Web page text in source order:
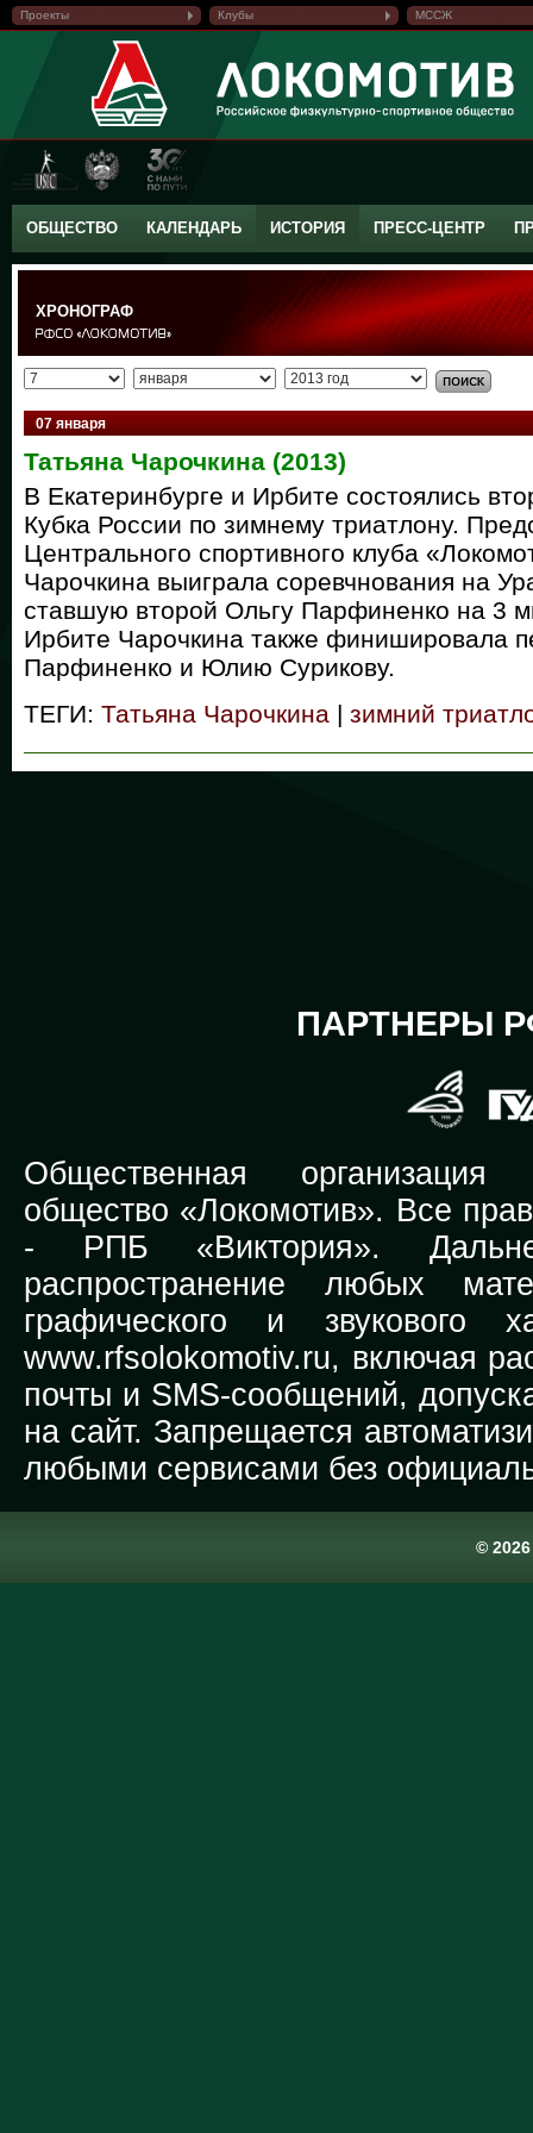
Проекты Клубы МССЖ
ОБЩЕСТВО КАЛЕНДАРЬ ИСТОРИЯ ПРЕСС-ЦЕНТР
ХРОНОГРАФ
07 января
Татьяна Чарочкина (2013)
В Екатеринбурге и Ирбите состоялись
Кубка России по зимнему триатлону.
Центрального спортивного клуба
Чарочкина выиграла соревчнования на
ставшую второй Ольгу Парфиненко на 3
Ирбите Чарочкина также финишировала
Парфиненко и Юлию Сурикову.
ТЕГИ: Татьяна Чарочкина | зимний
ПАРТНЕРЫ
Общественная организация
общество «Локомотив». Все
- РПБ «Виктория».
распространение любых
графического и звукового
www.rfsolokomotiv.ru, включая
почты и SMS-сообщений,
на сайт. Запрещается
любыми сервисами без
©